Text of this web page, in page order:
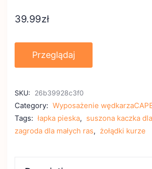
39.99zł
Przeglądaj
SKU: 26b39928c3f0
Category: Wyposażenie
Tags: łapka pieska, suszona kaczka
zagroda dla małych ras, żołądki kurze